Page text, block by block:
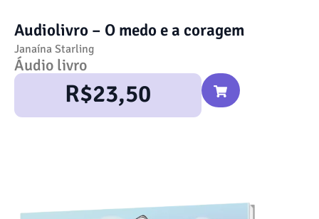
Audiolivro – O medo e a coragem
Janaína Starling
Áudio livro
R$23,50